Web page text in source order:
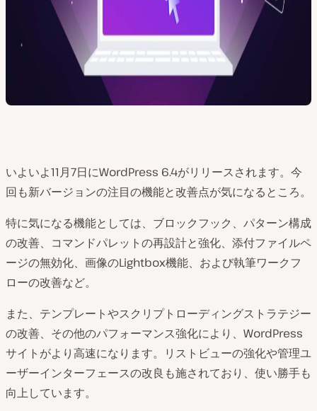
いよいよ11月7日にWordPress 6.4がリリースされます。今
回も新バージョンの注目の機能と改善点が気になるところ。
特に気になる機能としては、ブロックフック、パターン構成
の改善、コマンドパレットの再設計と強化、添付ファイルペ
ージの無効化、画像のLightbox機能、および執筆ワークフ
ローの改善など。
また、テンプレートやスクリプトローディングストラテジー
の改善、その他のパフォーマンス強化により、WordPress
サイトがより高速になります。リストビューの強化や管理ユ
ーザーインターフェースの改良も施されており、使い勝手も
向上しています。